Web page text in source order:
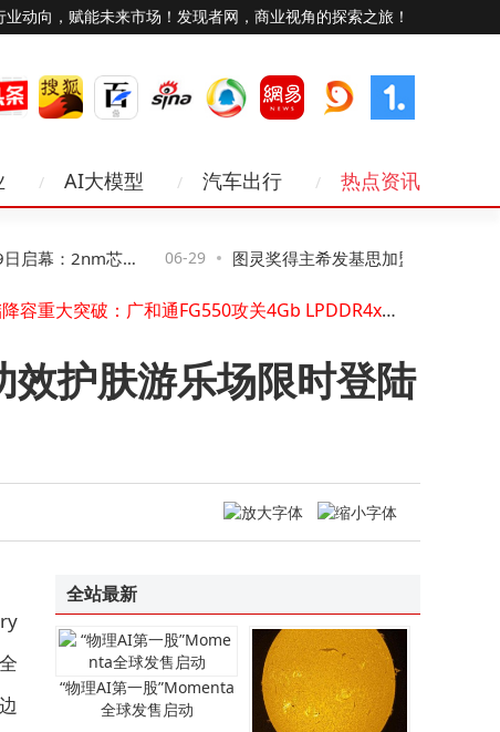
业动向，赋能未来市场！发现者网，商业视角的探索之旅！
AI大模型 汽车出行 热点资讯
：2nm芯片 06-29 图灵奖得主希发基思加盟曹操出行 助力
型与自动驾驶技术突破
MWC上海 | 华大电子全场景eSIM亮相，构筑AI时代可信连接底座
DEKRA 德凯受邀参加第十七届世界经济论坛新领军者年会，暨2026 大连夏季达沃斯论坛
amazfit 发布新品 Balance 3 和 Balance Ultra智能运动手表，开启混合训练新时代
玩美移动于海外推出业内最全 AI 毛发接口套件 融合虚拟试妆与智能发质检测功能
存储降容重大突破：广和通FG550攻关4Gb LPDDR4x成功，助力5G 终端成本和交付竞争力
护肤游乐场限时登陆
全站最新
“物理AI第一股”Momenta
全球发售启动